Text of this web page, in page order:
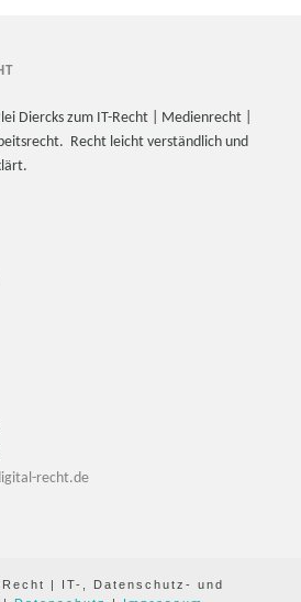
Diercks zum IT-Recht | Medienrecht |
Recht leicht verständlich und
recht.de
| IT-, Datenschutz- und